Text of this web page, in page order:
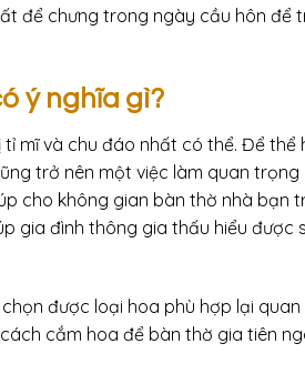
để chưng trong ngày cầu hôn để
ý nghĩa gì?
mĩ và chu đáo nhất có thể. Để thể
trở nên một việc làm quan trọng
cho không gian bàn thờ nhà bạn
gia đình thông gia thấu hiểu được
được loại hoa phù hợp lại quan
cắm hoa để bàn thờ gia tiên